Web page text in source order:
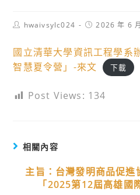
Posthwaivsylc024
Post2026 年 6
國立清華大學資訊工程學系
智慧夏令營」-來文
下載
Post Views: 134
相關內容
主旨：台灣發明商品促進
「2025第12屆高雄國